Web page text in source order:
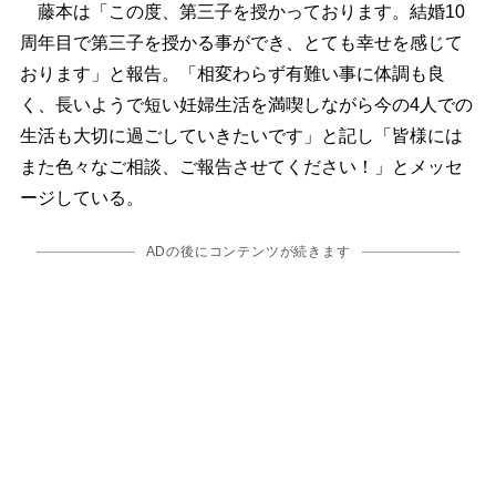
藤本は「この度、第三子を授かっております。結婚10
周年目で第三子を授かる事ができ、とても幸せを感じて
おります」と報告。「相変わらず有難い事に体調も良
く、長いようで短い妊婦生活を満喫しながら今の4人での
生活も大切に過ごしていきたいです」と記し「皆様には
また色々なご相談、ご報告させてください！」とメッセ
ージしている。
ADの後にコンテンツが続きます